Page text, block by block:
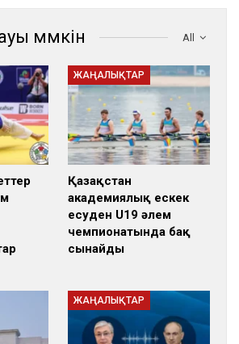
All
мүмкін
ЖАҢАЛЫҚТАР
Қазақстан
академиялық ескек
есуден U19 әлем
чемпионатында бақ
сынайды
ЖАҢАЛЫҚТАР